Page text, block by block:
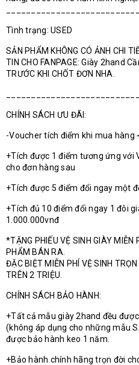
Tình trạng: USED
SẢN PHẨM KHÔNG CÓ ẢNH CHI
TIN CHO FANPAGE: Giày 2hand
TRƯỚC KHI CHỐT ĐƠN NHA.
CHÍNH SÁCH ƯU ĐÃI:
-Voucher tích điểm khi mua hàng
+Tích được 1 điểm tương ứng với
cho đơn hàng sau
+Tích được 5 điểm đổi ngay một
+Tích đủ 10 điểm đổi ngay 1 đôi
1.000.000vnđ
*TẶNG PHIẾU VỆ SINH GIÀY MIỄN
PHẨM BÁN RA.
ĐẶC BIỆT MIỄN PHÍ VỆ SINH
TRÊN 2 TRIỆU.
CHÍNH SÁCH BẢO HÀNH:
+Tất cả mẫu giày 2hand đều
(không áp dụng cho những mẫu
được bảo hành keo 1 năm.
+Bảo hành chính hãng trọn đời